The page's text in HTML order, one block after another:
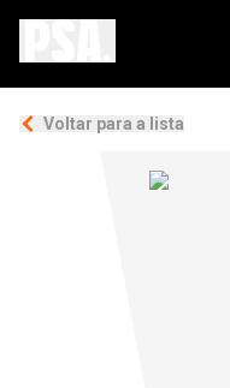
Voltar para a lista